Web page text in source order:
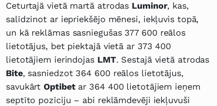
Ceturtajā vietā martā atrodas Luminor, kas,
salīdzinot ar iepriekšējo mēnesi, iekļuvis topā,
un kā reklāmas sasniegušas 377 600 reālos
lietotājus, bet piektajā vietā ar 373 400
lietotājiem ierindojas LMT. Sestajā vietā atrodas
Bite, sasniedzot 364 600 reālos lietotājus,
savukārtOptibetar 364 400 lietotājiem ieņem
septīto pozīciju – abi reklāmdevēji iekļuvuši